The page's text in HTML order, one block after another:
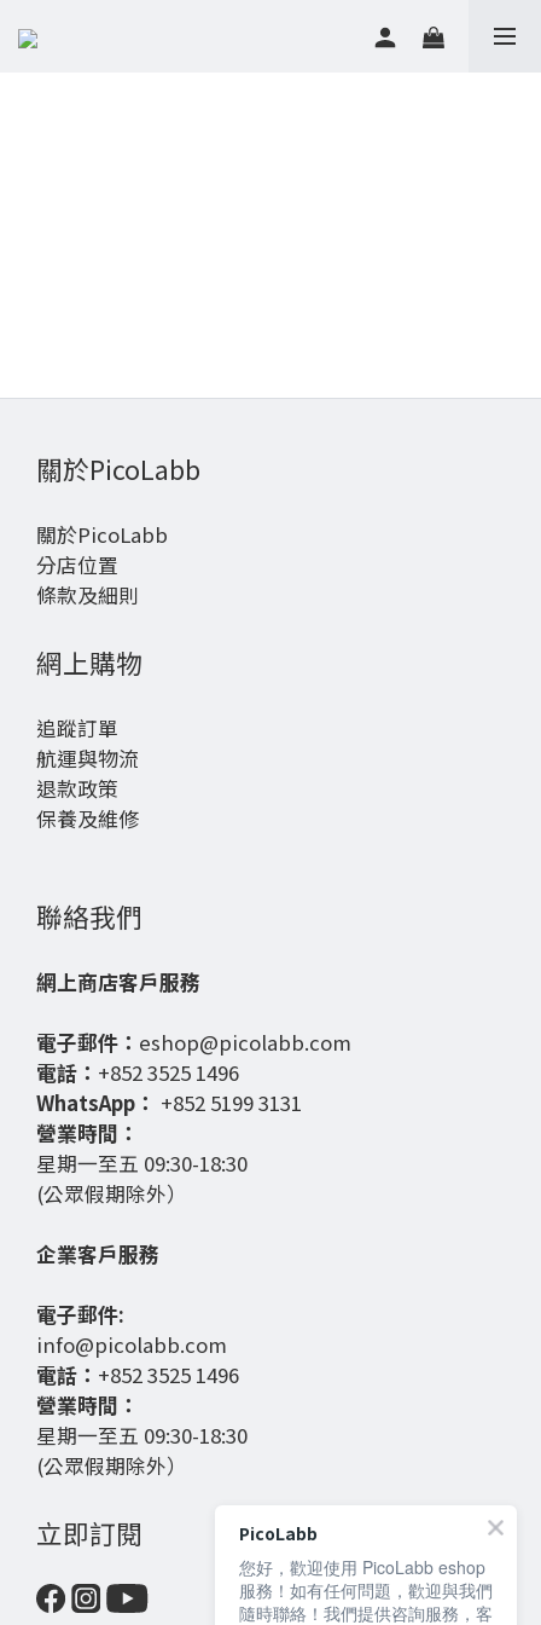
關於PicoLabb
關於PicoLabb
分店位置
條款及細則
網上購物
追蹤訂單
航運與物流
退款政策
保養及維修
聯絡我們
網上商店客戶服務
電子郵件： eshop@picolabb.com
電話： +852 3525 1496
WhatsApp： +852 5199 3131
營業時間：
星期一至五 09:30-18:30
(公眾假期除外）
企業客戶服務
電子郵件:
info@picolabb.com
電話： +852 3525 1496
營業時間：
星期一至五 09:30-18:30
(公眾假期除外）
立即訂閱
PicoLabb
您好，歡迎使用 PicoLabb eshop
服務！如有任何問題，歡迎與我們
隨時聯絡！我們提供咨詢服務，客